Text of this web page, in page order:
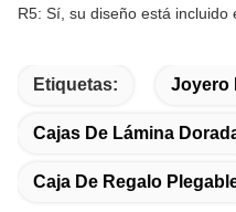
R5: Sí, su diseño está incluido
Etiquetas: Joyero
Cajas De Lámina
Caja De Regalo